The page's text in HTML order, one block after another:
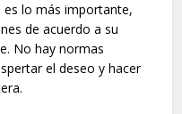
lo más importante,
de acuerdo a su
No hay normas
el deseo y hacer